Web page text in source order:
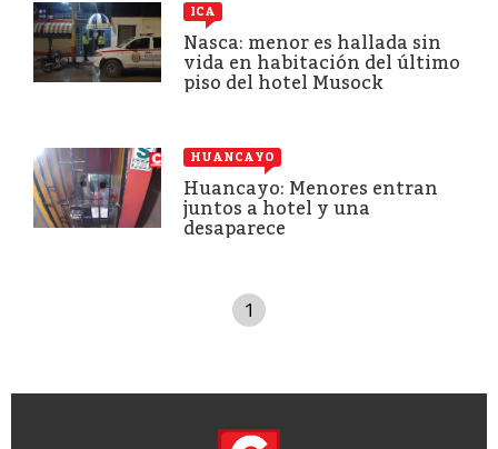
ICA
Nasca: menor es hallada sin
vida en habitación del último
piso del hotel Musock
HUANCAYO
Huancayo: Menores entran
juntos a hotel y una
desaparece
1